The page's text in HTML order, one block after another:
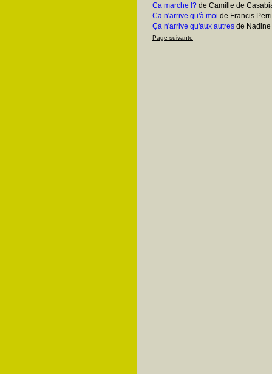
Ca marche !? de Camille de
Ca n'arrive qu'à moi de Francis
Ça n'arrive qu'aux autres de
Page suivante